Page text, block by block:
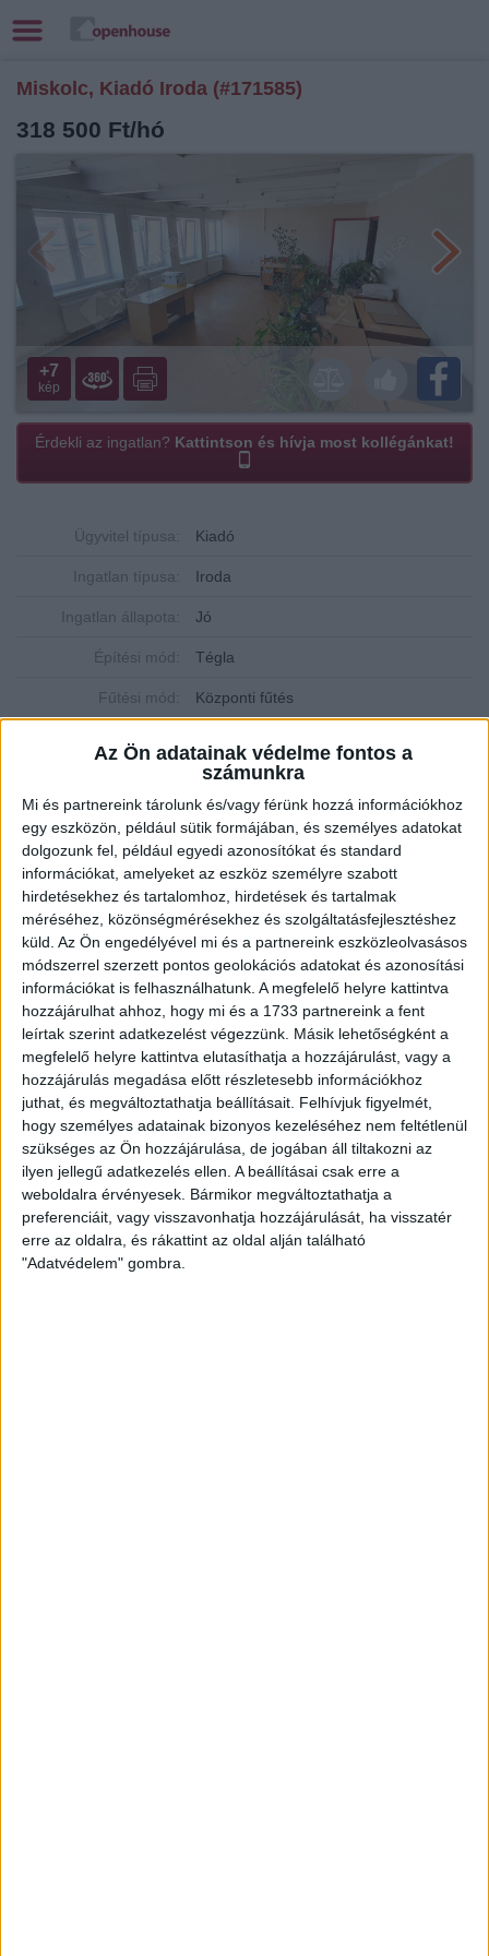
Az Ön adatainak védelme fontos a
számunkra
Mi és partnereink tárolunk és/vagy férünk hozzá információkhoz
egy eszközön, például sütik formájában, és személyes adatokat
dolgozunk fel, például egyedi azonosítókat és standard
információkat, amelyeket az eszköz személyre szabott
hirdetésekhez és tartalomhoz, hirdetések és tartalmak
méréséhez, közönségmérésekhez és szolgáltatásfejlesztéshez
küld. Az Ön engedélyével mi és a partnereink eszközleolvasásos
módszerrel szerzett pontos geolokációs adatokat és azonosítási
információkat is felhasználhatunk. A megfelelő helyre kattintva
hozzájárulhat ahhoz, hogy mi és a 1733 partnereink a fent
leírtak szerint adatkezelést végezzünk. Másik lehetőségként a
megfelelő helyre kattintva elutasíthatja a hozzájárulást, vagy a
hozzájárulás megadása előtt részletesebb információkhoz
juthat, és megváltoztathatja beállításait. Felhívjuk figyelmét,
hogy személyes adatainak bizonyos kezeléséhez nem feltétlenül
szükséges az Ön hozzájárulása, de jogában áll tiltakozni az
ilyen jellegű adatkezelés ellen. A beállításai csak erre a
weboldalra érvényesek. Bármikor megváltoztathatja a
preferenciáit, vagy visszavonhatja hozzájárulását, ha visszatér
erre az oldalra, és rákattint az oldal alján található
"Adatvédelem" gombra.
318 500 Ft/hó
Miskolc, Kiadó Iroda (#171585)
+7
kép
Érdekli az ingatlan? Kattintson és hívja most kollégánkat!
Ügyvitel típusa: Kiadó
Ingatlan típusa: Iroda
Ingatlan állapota: Jó
Építési mód: Tégla
Fűtési mód: Központi fűtés
2024-06-19
Közművek: Összközműves
Szobák: 2 db
Belvárosi irodaházban kiadó irodák a Búza tér
szomszédságában
AzOpenhouse Miskolc Soltész Nagy Kálmán utcai Ingatlaniroda
kínálatában kiadó a #171585 hivatkozási számúmiskolci iroda.
Az irodaház első, illetve második emeletén több, akár összenyitható
iroda is bérbeadó
- az irodák 15 m2-től egészen 200 m2-ig elérhetőek
- az épület külső homlokzata 20 cm-es szigetelést kapott, valamint
minden nyílászáró hőszigetelt műanyag kivitelűre lett cserélve
- Miskolc legforgalmasabb helyén található, a Búza tér
szomszédságában, közvetlen közelben parkolási lehetőségekkel
- az irodák bérleti díja: 3.500.-Ft + ÁFA / m2 / hó, mely összeg
tartalmazza a rezsiköltséget is, kivéve a téli időszakban (október 15 -
április 15), amikor 1.000.-Ft/m2 fűtési költség plusz költséggel kell
számolni